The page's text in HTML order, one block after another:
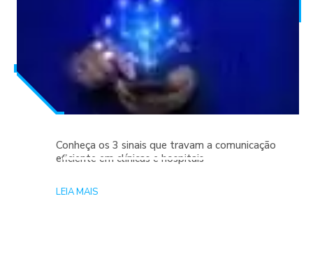
Conheça os 3 sinais que travam a comunicação
eficiente em clínicas e hospitais
LEIA MAIS